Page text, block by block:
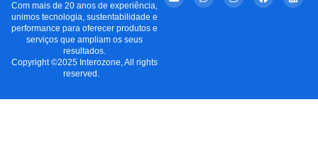
Com mais de 20 anos de experiência,
unimos tecnologia, sustentabilidade e
performance para oferecer produtos e
serviços que ampliam os seus
resultados.
Copyright ©2025 Interozone, All rights
reserved.